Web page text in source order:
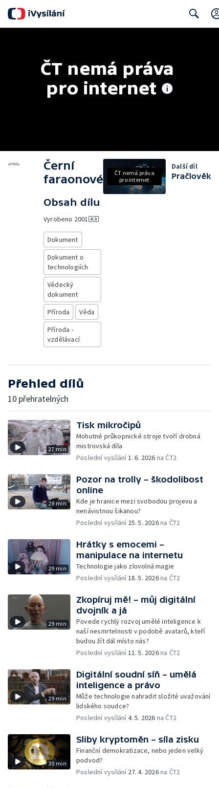
ČT nemá práva
pro internet
Černí
faraonové
Obsah dílu
Vyrobeno 2001
Dokument
Dokument o
technologiích
Vědecký
dokument
Příroda
Věda
Příroda -
vzdělávací
ČT nemá práva
pro internet
Další díl
Pračlověk
Přehled dílů
10 přehratelných
27 min
Tisk mikročipů
Mohutné průkopnické stroje tvoří drobná
mistrovská díla
Poslední vysílání1. 6. 2026 na ČT2
28 min
Pozor na trolly – škodolibost
online
Kde je hranice mezi svobodou projevu a
nenávistnou šikanou?
Poslední vysílání 25. 5. 2026na ČT2
29 min
Hrátky s emocemi –
manipulace na internetu
Technologie jako zlovolná magie
Poslední vysílání18. 5. 2026na ČT2
29 min
Zkopíruj mě! – můj digitální
dvojník a já
Povede rychlý rozvoj umělé inteligence k
naší nesmrtelnosti v podobě avatarů, kteří
budou žít dál místo nás?
Poslední vysílání11. 5. 2026na ČT2
29 min
Digitální soudní síň – umělá
inteligence a právo
Může technologie nahradit složité uvažování
lidského soudce?
Poslední vysílání4. 5. 2026 na ČT2
30 min
Sliby kryptoměn – síla zisku
Finanční demokratizace, nebo jeden velký
podvod?
Poslední vysílání 27. 4. 2026na ČT2